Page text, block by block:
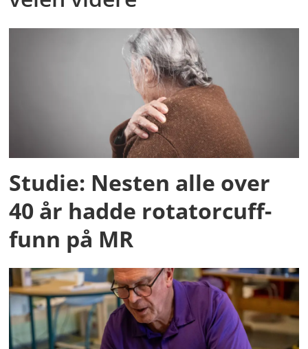
Studie: Nesten alle over
40 år hadde rotatorcuff-
funn på MR